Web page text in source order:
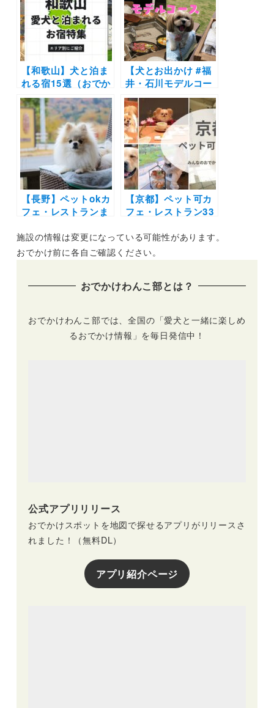
と特別な体験を♪
の新施設も！
【和歌山】犬と泊ま
れる宿15選（おでか
けレポあり）穴場か
らNEW OPENの施
設を厳選しました
【犬とお出かけ #福
井・石川モデルコー
ス】ワンちゃん連れ
専用グランピング施
設や大人気の海が見
えるカフェを大満喫
プラン！cafe Mare
～KUMA TO
KOGUMA～グラン
ハイド小松～近江市
場
【長野】ペットokカ
フェ・レストランま
かな景色に包まれて
お蕎麦やピザを愛犬
【京都】ペット可カ
フェ・レストラン33
子店やドッグラン付
きのカフェまとめ｜
施設の情報は変更になっている可能性があります。
おでかけ前に各自ご確認ください。
おでかけわんこ部とは？
おでかけわんこ部では、全国の「愛犬と一緒に楽しめ
るおでかけ情報」を毎日発信中！
公式アプリリリース
おでかけスポットを地図で探せるアプリがリリースさ
れました！（無料DL）
アプリ紹介ページ